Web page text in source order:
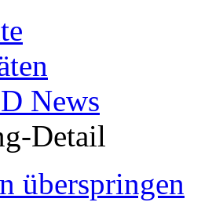
News
Detail
überspringen